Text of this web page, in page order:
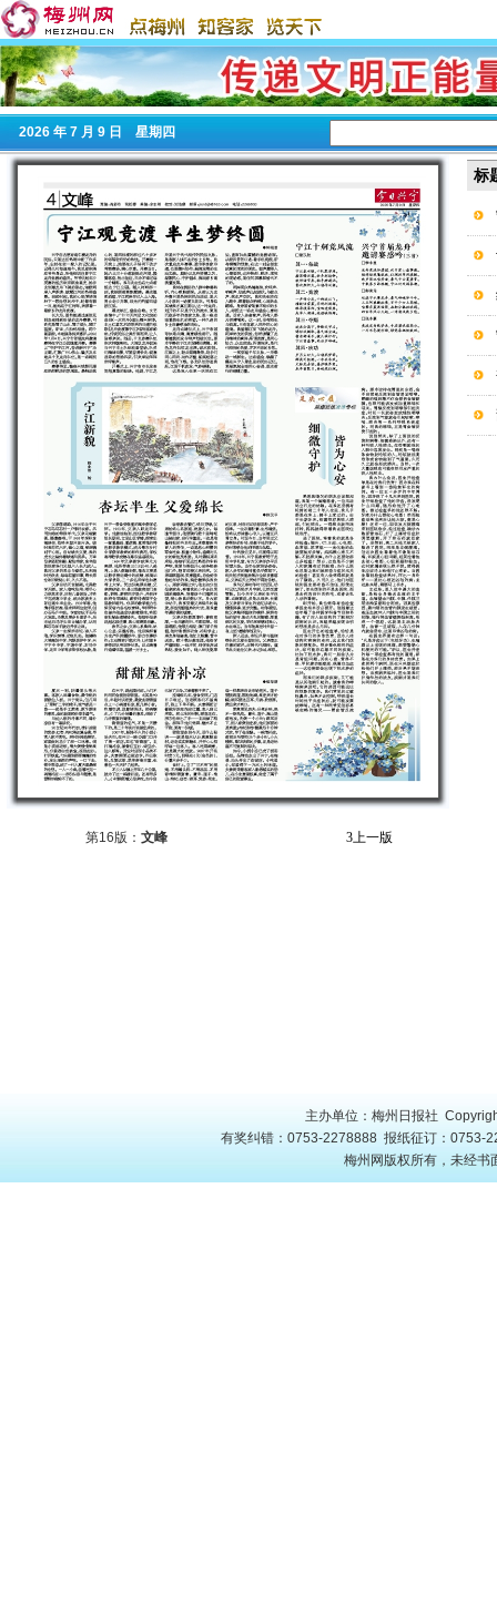
2026 年 7 月 9 日 星期 四
第16版： 文峰 3上一版
标
主办单位：梅州日报社
有奖纠错：0753-2278888 报纸征订：0753-
梅州网版权所有，未经